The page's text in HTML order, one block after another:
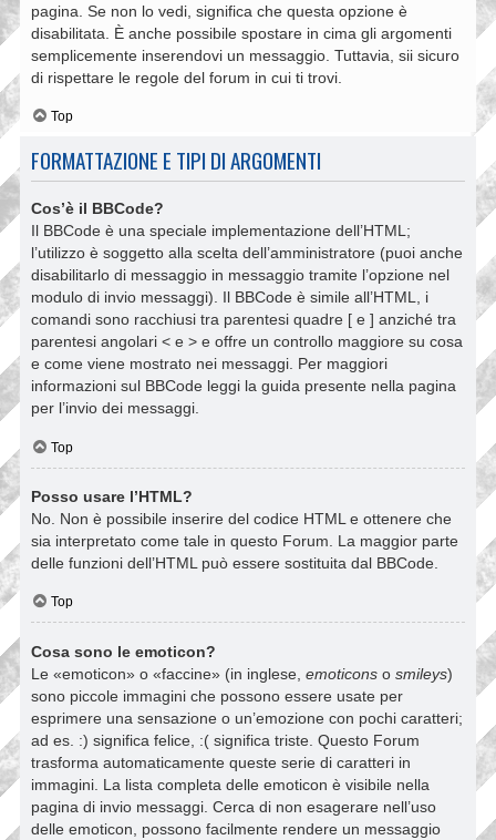
pagina. Se non lo vedi, significa che questa opzione è
disabilitata. È anche possibile spostare in cima gli argomenti
semplicemente inserendovi un messaggio. Tuttavia, sii sicuro
di rispettare le regole del forum in cui ti trovi.
Top
FORMATTAZIONE E TIPI DI ARGOMENTI
Cos’è il BBCode?
Il BBCode è una speciale implementazione dell’HTML;
l’utilizzo è soggetto alla scelta dell’amministratore (puoi anche
disabilitarlo di messaggio in messaggio tramite l’opzione nel
modulo di invio messaggi). Il BBCode è simile all’HTML, i
comandi sono racchiusi tra parentesi quadre [ e ] anziché tra
parentesi angolari < e > e offre un controllo maggiore su cosa
e come viene mostrato nei messaggi. Per maggiori
informazioni sul BBCode leggi la guida presente nella pagina
per l’invio dei messaggi.
Top
Posso usare l’HTML?
No. Non è possibile inserire del codice HTML e ottenere che
sia interpretato come tale in questo Forum. La maggior parte
delle funzioni dell’HTML può essere sostituita dal BBCode.
Top
Cosa sono le emoticon?
Le «emoticon» o «faccine» (in inglese, emoticons o smileys)
sono piccole immagini che possono essere usate per
esprimere una sensazione o un’emozione con pochi caratteri;
ad es. :) significa felice, :( significa triste. Questo Forum
trasforma automaticamente queste serie di caratteri in
immagini. La lista completa delle emoticon è visibile nella
pagina di invio messaggi. Cerca di non esagerare nell’uso
delle emoticon, possono facilmente rendere un messaggio